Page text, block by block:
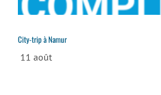
City-trip à Namur
11 août